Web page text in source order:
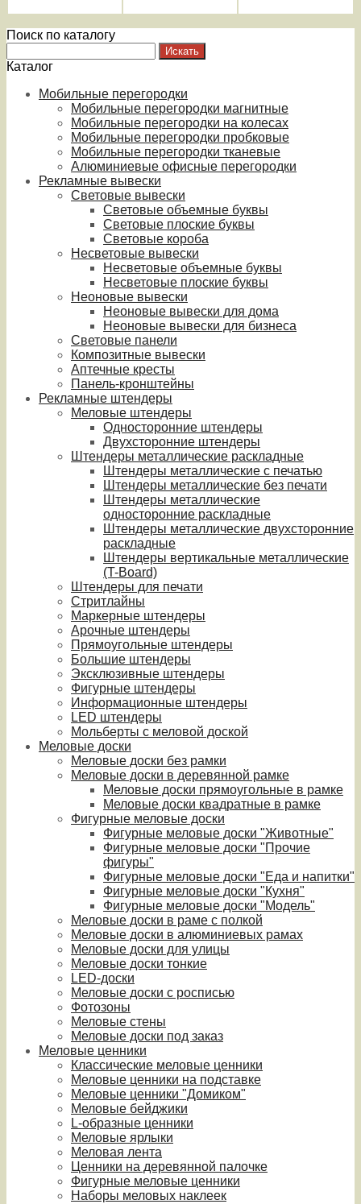
Поиск по каталогу
Каталог
Мобильные перегородки
Мобильные перегородки магнитные
Мобильные перегородки на колесах
Мобильные перегородки пробковые
Мобильные перегородки тканевые
Алюминиевые офисные перегородки
Рекламные вывески
Световые вывески
Световые объемные буквы
Световые плоские буквы
Световые короба
Несветовые вывески
Несветовые объемные буквы
Несветовые плоские буквы
Неоновые вывески
Неоновые вывески для дома
Неоновые вывески для бизнеса
Световые панели
Композитные вывески
Аптечные кресты
Панель-кронштейны
Рекламные штендеры
Меловые штендеры
Односторонние штендеры
Двухсторонние штендеры
Штендеры металлические раскладные
Штендеры металлические с печатью
Штендеры металлические без печати
Штендеры металлические
односторонние раскладные
Штендеры металлические двухсторонние
раскладные
Штендеры вертикальные металлические
(T-Board)
Штендеры для печати
Стритлайны
Маркерные штендеры
Арочные штендеры
Прямоугольные штендеры
Большие штендеры
Эксклюзивные штендеры
Фигурные штендеры
Информационные штендеры
LED штендеры
Мольберты с меловой доской
Меловые доски
Меловые доски без рамки
Меловые доски в деревянной рамке
Меловые доски прямоугольные в рамке
Меловые доски квадратные в рамке
Фигурные меловые доски
Фигурные меловые доски "Животные"
Фигурные меловые доски "Прочие
фигуры"
Фигурные меловые доски "Еда и напитки"
Фигурные меловые доски "Кухня"
Фигурные меловые доски "Модель"
Меловые доски в раме с полкой
Меловые доски в алюминиевых рамах
Меловые доски для улицы
Меловые доски тонкие
LED-доски
Меловые доски с росписью
Фотозоны
Меловые стены
Меловые доски под заказ
Меловые ценники
Классические меловые ценники
Меловые ценники на подставке
Меловые ценники "Домиком"
Меловые бейджики
L-образные ценники
Меловые ярлыки
Меловая лента
Ценники на деревянной палочке
Фигурные меловые ценники
Наборы меловых наклеек